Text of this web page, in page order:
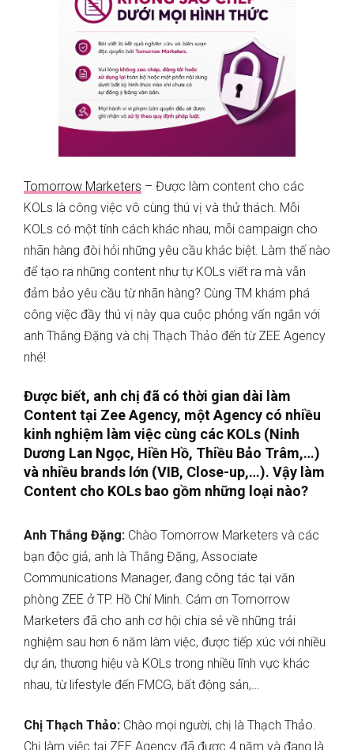
Tomorrow Marketers – Được làm content cho các
KOLs là công việc vô cùng thú vị và thử thách. Mỗi
KOLs có một tính cách khác nhau, mỗi campaign cho
nhãn hàng đòi hỏi những yêu cầu khác biệt. Làm thế nào
để tạo ra những content như tự KOLs viết ra mà vẫn
đảm bảo yêu cầu từ nhãn hàng? Cùng TM khám phá
công việc đầy thú vị này qua cuộc phỏng vấn ngắn với
anh Thắng Đặng và chị Thạch Thảo đến từ ZEE Agency
nhé!
Được biết, anh chị đã có thời gian dài làm
Content tại Zee Agency, một Agency có nhiều
kinh nghiệm làm việc cùng các KOLs (Ninh
Dương Lan Ngọc, Hiền Hồ, Thiều Bảo Trâm,…)
và nhiều brands lớn (VIB, Close-up,…). Vậy làm
Content cho KOLs bao gồm những loại nào?
Anh Thắng Đặng: Chào Tomorrow Marketers và các
bạn độc giả, anh là Thắng Đặng, Associate
Communications Manager, đang công tác tại văn
phòng ZEE ở TP. Hồ Chí Minh. Cám ơn Tomorrow
Marketers đã cho anh cơ hội chia sẻ về những trải
nghiệm sau hơn 6 năm làm việc, được tiếp xúc với nhiều
dự án, thương hiệu và KOLs trong nhiều lĩnh vực khác
nhau, từ lifestyle đến FMCG, bất động sản,…
Chị Thạch Thảo: Chào mọi người, chị là Thạch Thảo.
Chị làm việc tại ZEE Agency đã được 4 năm và đang là